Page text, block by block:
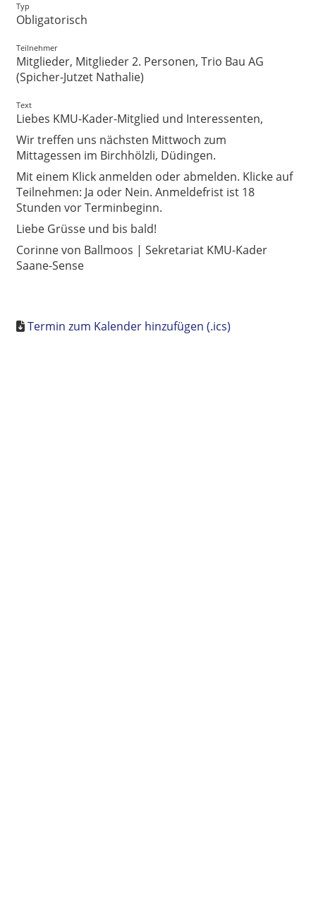
Typ
Obligatorisch
Teilnehmer
Mitglieder, Mitglieder 2. Personen, Trio Bau AG
(Spicher-Jutzet Nathalie)
Text
Liebes KMU-Kader-Mitglied und Interessenten,
Wir treffen uns nächsten Mittwoch zum
Mittagessen im Birchhölzli, Düdingen.
Mit einem Klick anmelden oder abmelden. Klicke auf
Teilnehmen: Ja oder Nein. Anmeldefrist ist 18
Stunden vor Terminbeginn.
Liebe Grüsse und bis bald!
Corinne von Ballmoos | Sekretariat KMU-Kader
Saane-Sense
Termin zum Kalender hinzufügen (.ics)